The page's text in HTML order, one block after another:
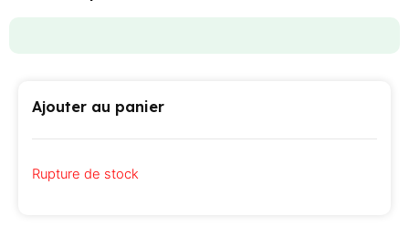
Ajouter au panier
Rupture de stock